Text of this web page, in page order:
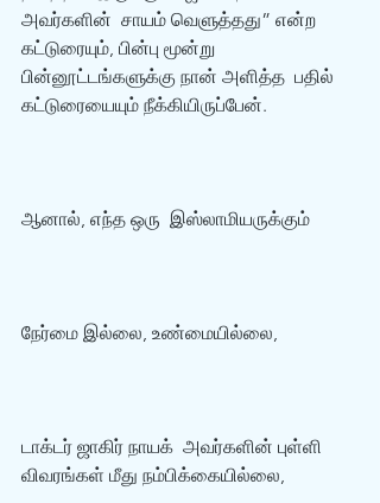
அவர்களின்  சாயம் வெளுத்தது” என்ற
கட்டுரையும், பின்பு மூன்று
பின்னூட்டங்களுக்கு நான் அளித்த  பதில்
கட்டுரையையும் நீக்கியிருப்பேன்.
ஆனால், எந்த ஒரு  இஸ்லாமியருக்கும்
நேர்மை இல்லை, உண்மையில்லை,
டாக்டர் ஜாகிர் நாயக்  அவர்களின் புள்ளி
விவரங்கள் மீது நம்பிக்கையில்லை,